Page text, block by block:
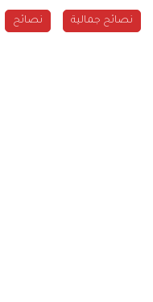
نصائح جمالية نصائح